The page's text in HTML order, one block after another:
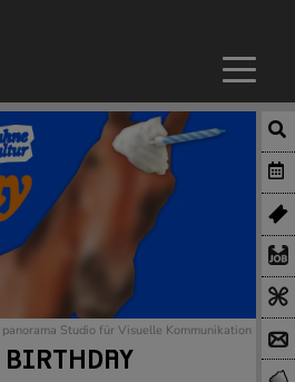
panorama Studio für Visuelle Kommunikation
BIRTHDAY